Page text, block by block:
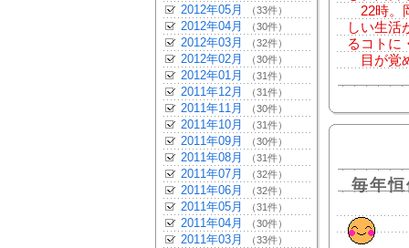
2012年05月 （33件）
2012年04月 （30件）
2012年03月 （32件）
2012年02月 （30件）
2012年01月 （31件）
2011年12月 （31件）
2011年11月 （30件）
2011年10月 （31件）
2011年09月 （30件）
2011年08月 （31件）
2011年07月 （32件）
2011年06月 （32件）
2011年05月 （31件）
2011年04月 （30件）
2011年03月 （33件）
22時。
しい生活
るコトに
目が覚
毎年